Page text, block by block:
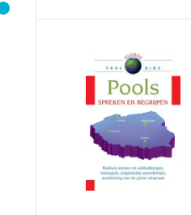
range slider button